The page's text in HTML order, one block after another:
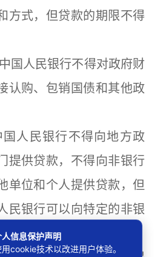
方式，但贷款的期限不得
人民银行不得对政府财
认购、包销国债和其他政
人民银行不得向地方政
提供贷款，不得向非银行
单位和个人提供贷款，但
民银行可以向特定的非银
的除外。
人信息保护声明
cookie技术以改进用户体验。